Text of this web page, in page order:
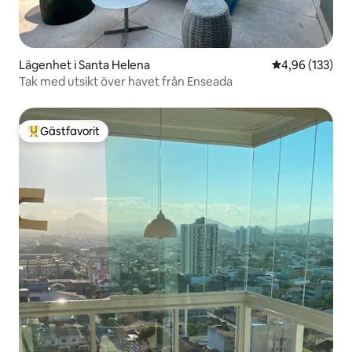
Lägenhet i Santa Helena 4,96 av 5 i
4,96 (133)
Tak med utsikt över havet från Enseada
Populär gästfavorit
Gästfavorit